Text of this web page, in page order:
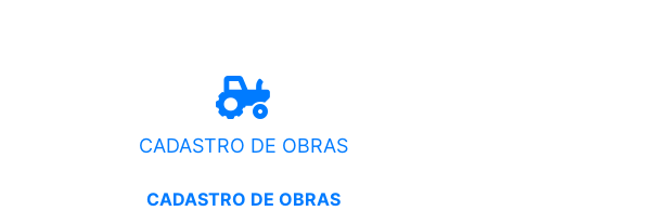
CADASTRO DE OBRAS
CADASTRO DE OBRAS